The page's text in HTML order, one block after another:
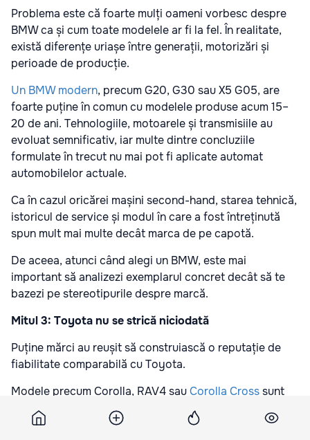
Problema este că foarte mulți oameni vorbesc despre
BMW ca și cum toate modelele ar fi la fel. În realitate,
există diferențe uriașe între generații, motorizări și
perioade de producție.
Un BMW modern, precum G20, G30 sau X5 G05, are
foarte puține în comun cu modelele produse acum 15–
20 de ani. Tehnologiile, motoarele și transmisiile au
evoluat semnificativ, iar multe dintre concluziile
formulate în trecut nu mai pot fi aplicate automat
automobilelor actuale.
Ca în cazul oricărei mașini second-hand, starea tehnică,
istoricul de service și modul în care a fost întreținută
spun mult mai multe decât marca de pe capotă.
De aceea, atunci când alegi un BMW, este mai
important să analizezi exemplarul concret decât să te
bazezi pe stereotipurile despre marcă.
Mitul 3: Toyota nu se strică niciodată
Puține mărci au reușit să construiască o reputație de
fiabilitate comparabilă cu Toyota.
Modele precum Corolla, RAV4 sauCorolla Crosssunt
apreciate pentru costurile reduse de exploatare și
pentru capacitatea de a parcurge sute de mii de